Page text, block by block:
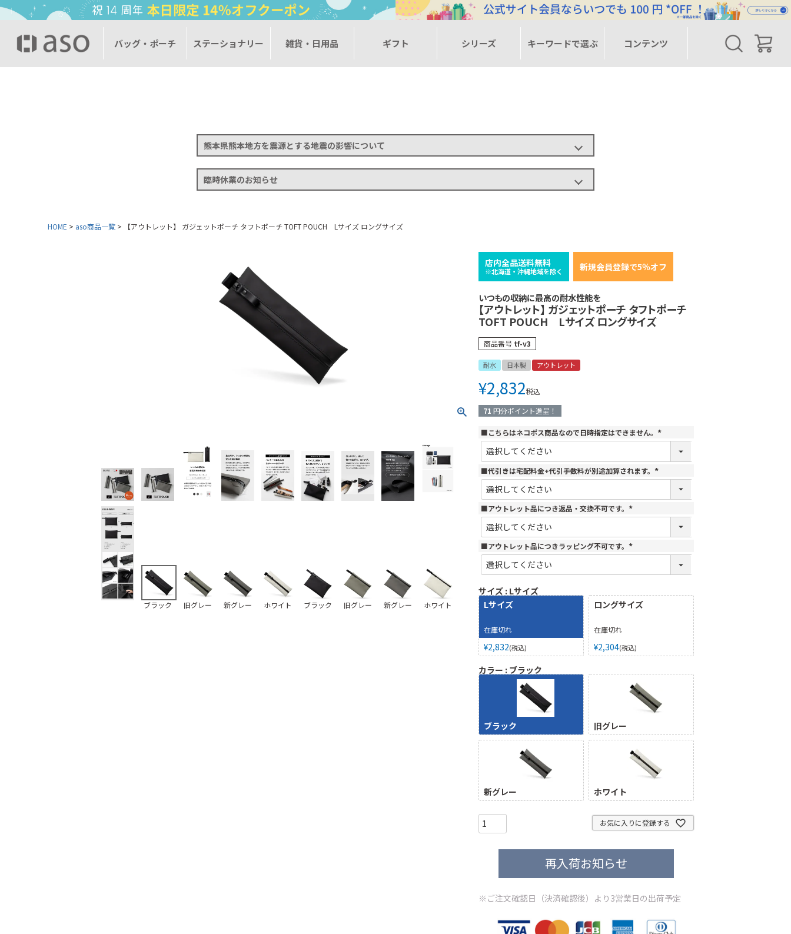
バッグ・ポーチ ステーショナリー 雑貨・日用品 ギフト シリーズ キーワードで選ぶ コンテンツ
熊本県熊本地方を震源とする地震の影響について
臨時休業のお知らせ
HOME aso商品一覧 【アウトレット】 ガジェットポーチ タフトポーチ TOFT POUCH Lサイズ ロングサイズ
ブラック 旧グレー 新グレー ホワイト ブラック 旧グレー 新グレー ホワイト
店内全品送料無料
※北海道・沖縄地域を除く 新規会員登録で5％オフ
いつもの収納に最高の耐水性能を
【アウトレット】 ガジェットポーチ タフトポーチ
TOFT POUCH Lサイズ ロングサイズ
商品番号 tf-v3
耐水 日本製 アウトレット
¥2,832税込
71 円分ポイント進呈！
■こちらはネコポス商品なので日時指定はできません。
(
)
■代引きは宅配料金+代引手数料が別途加算されます。
(
)
■アウトレット品につき返品・交換不可です。
(
)
■アウトレット品につきラッピング不可です。
(
)
サイズ Lサイズ
Lサイズ
在庫切れ
¥2,832 税込
ロングサイズ
在庫切れ
¥2,304 税込
カラー ブラック
ブラック 旧グレー
新グレー ホワイト
お気に入りに登録する
再入荷お知らせ
※ご注文確認日（決済確認後）より3営業日の出荷予定